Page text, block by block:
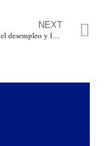
NEXT
Se aumentará el desempleo y la informalidad. Por: Ariel Peña